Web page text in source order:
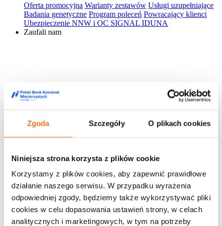
Zgoda Szczegóły O plikach cookies
Niniejsza strona korzysta z plików cookie
Korzystamy z plików cookies, aby zapewnić prawidłowe
działanie naszego serwisu. W przypadku wyrażenia
odpowiedniej zgody, będziemy także wykorzystywać pliki
cookies w celu dopasowania ustawień strony, w celach
analitycznych i marketingowych, w tym na potrzeby
Oferta promocyjna Warianty zestawów Usługi uzupełniające
Badania genetyczne Program poleceń Powracający klienci
Ubezpieczenie NNW i OC SIGNAL IDUNA
Zaufali nam